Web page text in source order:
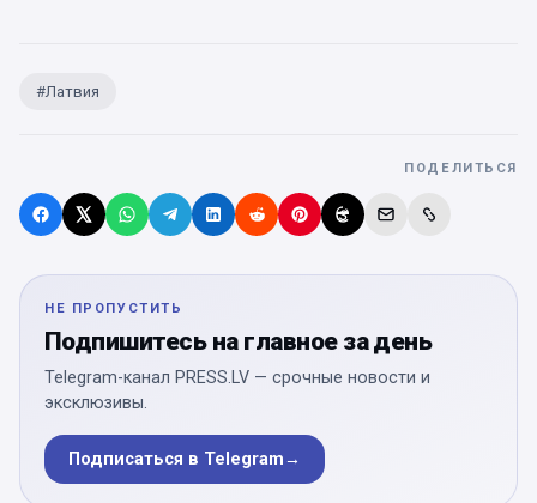
#Латвия
ПОДЕЛИТЬСЯ
НЕ ПРОПУСТИТЬ
Подпишитесь на главное за день
Telegram-канал PRESS.LV — срочные новости и
эксклюзивы.
Подписаться в Telegram→